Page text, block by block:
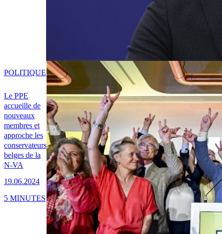
Le PPE
accueille de
nouveaux
membres et
approche les
conservateurs
belges de la
N-VA
19.06.2024
POLITIQUE
5 MINUTES